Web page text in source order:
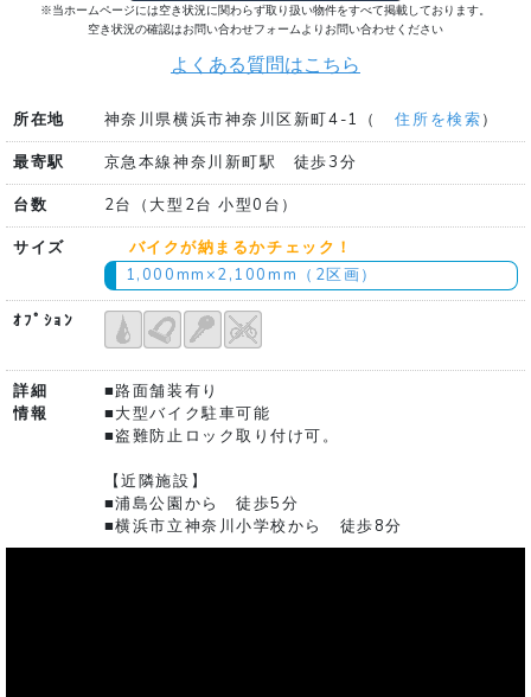
※当ホームページには空き状況に関わらず取り扱い物件をすべて掲載しております。
空き状況の確認はお問い合わせフォームよりお問い合わせください
よくある質問はこちら
所在地 神奈川県横浜市神奈川区新町4-1（ 住所を検索）
最寄駅
京急本線神奈川新町駅 徒歩3分
台数
2台（大型2台 小型0台）
サイズ
バイクが納まるかチェック！
1,000mm×2,100mm（2区画）
ｵﾌﾟｼｮﾝ
詳細
情報
■路面舗装有り
■大型バイク駐車可能
■盗難防止ロック取り付け可。
【近隣施設】
■浦島公園から 徒歩5分
■横浜市立神奈川小学校から 徒歩8分